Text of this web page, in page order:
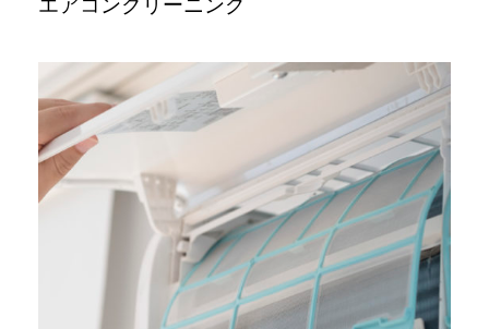
エアコンクリーニング